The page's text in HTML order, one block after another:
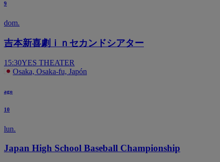
9
dom.
吉本新喜劇ｉｎセカンドシアター
15:30YES THEATER
Osaka, Osaka-fu, Japón
ago
10
lun.
Japan High School Baseball Championship